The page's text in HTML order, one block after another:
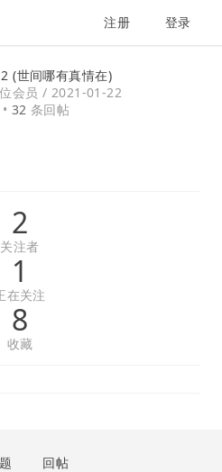
注册 登录
(世间哪有真情在)
会员 / 2021-01-22
32 条回帖
2
关注者
1
在关注
8
收藏
回帖